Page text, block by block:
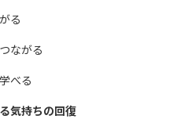
る
ながる
べる
気持ちの回復